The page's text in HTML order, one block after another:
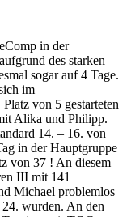
in der
des starken
sogar auf 4 Tage.
im
von 5 gestarteten
Alika und Philipp.
14. – 16. von
in der Hauptgruppe
von 37 ! An diesem
III mit 141
Michael problemlos
wurden. An den